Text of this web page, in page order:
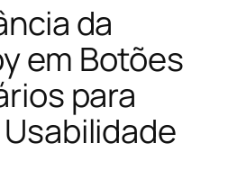
da
em Botões
para